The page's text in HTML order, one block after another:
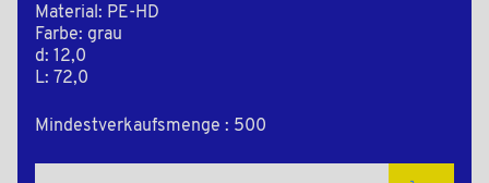
Material: PE-HD
Farbe: grau
d: 12,0
L: 72,0
Mindestverkaufsmenge : 500